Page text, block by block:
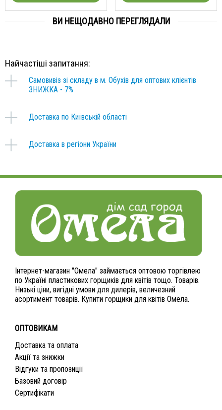
ВИ НЕЩОДАВНО ПЕРЕГЛЯДАЛИ
Найчастіші запитання:
Самовивіз зі складу в м. Обухів для оптових клієнтів
ЗНИЖКА - 7%
Доставка по Київській області
Доставка в регіони України
Інтернет-магазин "Омела" займається оптовою торгівлею
по Україні пластикових горщиків для квітів тощо. Товарів.
Низькі ціни, вигідні умови для дилерів, величезний
асортимент товарів. Купити горщики для квітів Омела.
ОПТОВИКАМ
Доставка та оплата
Акції та знижки
Відгуки та пропозиції
Базовий договір
Сертифікати